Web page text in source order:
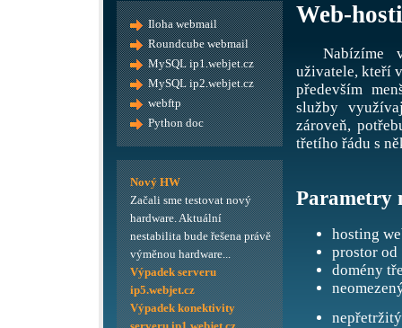
Web-
Nabízíme
uživatele, kteří
především
služby
zároveň,
třetího řádu s
Parametry
hosting
prostor od
domény
Iloha webmail
Roundcube webmail
MySQL ip1.webjet.cz
MySQL ip2.webjet.cz
webftp
Python doc
Nový HW
Začali sme testovat nový
hardware. Aktuální
nestabilita bude řešena právě
výměnou hardware...
Výpadek serveru
ip5.webjet.cz
Výpadek konektivity